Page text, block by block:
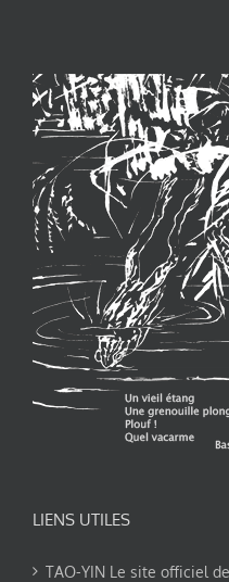
LIENS UTILES
TAO-YIN Le site officiel